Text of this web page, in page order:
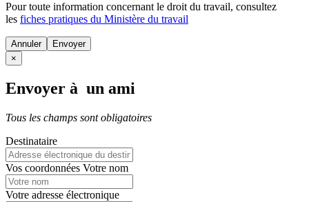
Pour toute information concernant le droit du travail, consultez
les fiches pratiques du Ministère du travail
Annuler
×
Envoyer à un ami
Tous les champs sont obligatoires
Destinataire
Vos coordonnées Votre nom
Votre adresse électronique